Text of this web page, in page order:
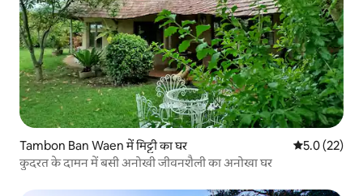
Tambon Ban Waen में मिट्टी का घर औसत रेटिंग 5
5.0 (22)
कुदरत के दामन में बसी अनोखी जीवनशैली का अनोखा घर